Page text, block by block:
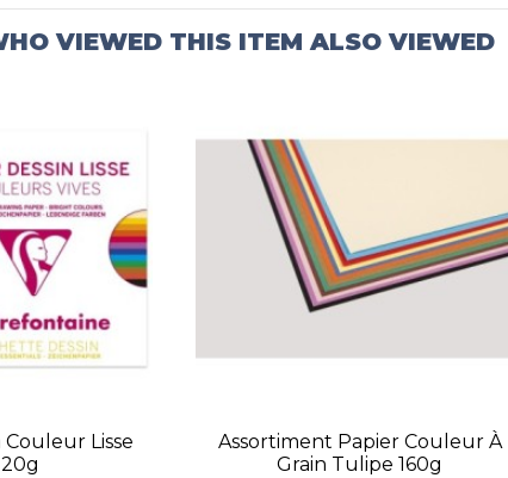
VIEWED THIS ITEM ALSO VIEWED
Lisse
Assortiment Papier Couleur À
Grain Tulipe 160g